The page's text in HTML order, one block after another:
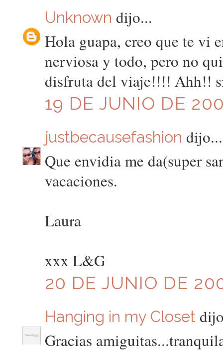
Unknown dijo...
Hola guapa, creo que te vi
nerviosa y todo, pero no
disfruta del viaje!!!! Ahh!!
19 DE JUNIO DE
justbecausefashion dijo...
Que envidia me da(super
vacaciones.
Laura
xxx L&G
20 DE JUNIO DE
Hanging in my Closet
Gracias